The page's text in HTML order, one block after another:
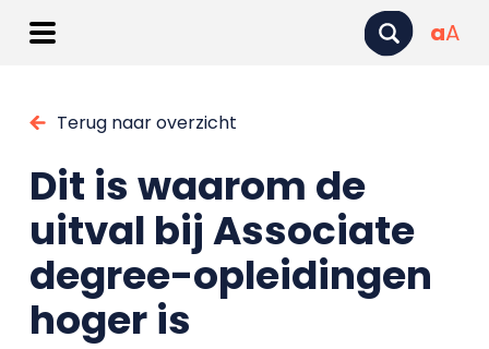
aA
Terug naar overzicht
Dit is waarom de
uitval bij Associate
degree-opleidingen
hoger is